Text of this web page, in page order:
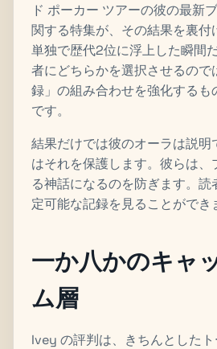
ド ポーカー ツアーの彼の最新
関する特集が、その結果を裏付
単独で歴代2位に浮上した瞬間
者にどちらかを選択させるので
録」の組み合わせを強化するも
です。
結果だけでは彼のオーラは説明
はそれを保護します。彼らは、
る神話になるのを防ぎます。読
定可能な記録を見ることができ
一か八かのキャ
ム層
Ivey の評判は、きちんとした